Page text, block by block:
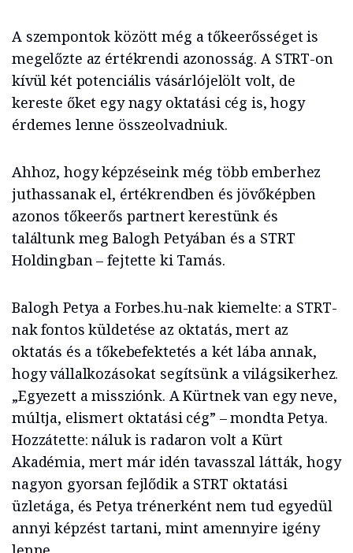
A szempontok között még a tőkeerősséget is
megelőzte az értékrendi azonosság. A STRT-on
kívül két potenciális vásárlójelölt volt, de
kereste őket egy nagy oktatási cég is, hogy
érdemes lenne összeolvadniuk.
Ahhoz, hogy képzéseink még több emberhez
juthassanak el, értékrendben és jövőképben
azonos tőkeerős partnert kerestünk és
találtunk meg Balogh Petyában és a STRT
Holdingban – fejtette ki Tamás.
Balogh Petya a Forbes.hu-nak kiemelte: a STRT-
nak fontos küldetése az oktatás, mert az
oktatás és a tőkebefektetés a két lába annak,
hogy vállalkozásokat segítsünk a világsikerhez.
„Egyezett a missziónk. A Kürtnek van egy neve,
múltja, elismert oktatási cég” – mondta Petya.
Hozzátette: náluk is radaron volt a Kürt
Akadémia, mert már idén tavasszal látták, hogy
nagyon gyorsan fejlődik a STRT oktatási
üzletága, és Petya trénerként nem tud egyedül
annyi képzést tartani, mint amennyire igény